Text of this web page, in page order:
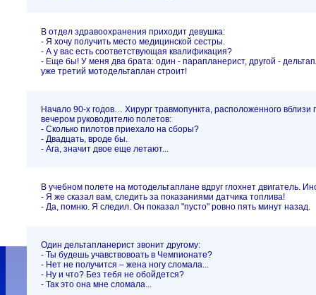
В отдел здравоохранения приходит девушка:
- Я хочу получить место медицинской сестры.
- А у вас есть соответствующая квалификация?
- Еще бы! У меня два брата: один - парапланерист, другой -
уже третий мотодельтаплан строит!
Начало 90-х годов… Хирург травмопункта, расположенного вблизи
вечером руководителю полетов:
- Сколько пилотов приехало на сборы?
- Двадцать, вроде бы.
- Ага, значит двое еще летают...
В учебном полете на мотодельтаплане вдруг глохнет двигатель.
- Я же сказал вам, следить за показаниями датчика топлива!
- Да, помню. Я следил. Он показал "пусто" ровно пять минут назад.
Один дельтапланерист звонит другому:
- Ты будешь учавствовоать в Чемпионате?
- Нет не получится – жена ногу сломала...
- Ну и что? Без тебя не обойдется?
- Так это она мне сломала...